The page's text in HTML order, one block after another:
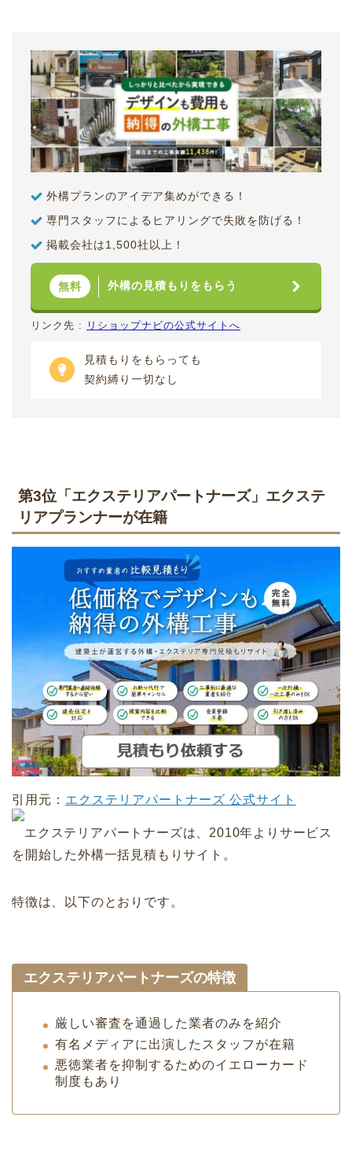
外構プランのアイデア集めができる！
専門スタッフによるヒアリングで失敗を防げる！
掲載会社は1,500社以上！
無料 外構の見積もりをもらう
リンク先 : リショップナビの公式サイトへ
見積もりをもらっても
契約縛り一切なし
第3位「エクステリアパートナーズ」エクステ
リアプランナーが在籍
引用元： エクステリアパートナーズ 公式サイト
エクステリアパートナーズは、2010年よりサービス
を開始した外構一括見積もりサイト。
特徴は、以下のとおりです。
エクステリアパートナーズの特徴
厳しい審査を通過した業者のみを紹介
有名メディアに出演したスタッフが在籍
悪徳業者を抑制するためのイエローカード
制度もあり